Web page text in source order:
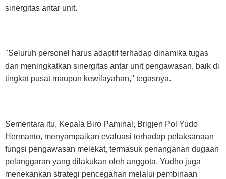
sinergitas antar unit.
"Seluruh personel harus adaptif terhadap dinamika tugas
dan meningkatkan sinergitas antar unit pengawasan, baik di
tingkat pusat maupun kewilayahan," tegasnya.
Sementara itu, Kepala Biro Paminal, Brigjen Pol Yudo
Hermanto, menyampaikan evaluasi terhadap pelaksanaan
fungsi pengawasan melekat, termasuk penanganan dugaan
pelanggaran yang dilakukan oleh anggota. Yudho juga
menekankan strategi pencegahan melalui pembinaan